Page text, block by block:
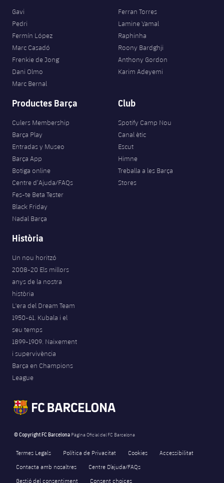
Gavi
Pedri
Fermín López
Marc Casadó
Frenkie de Jong
Dani Olmo
Marc Bernal
Ferran Torres
Lamine Yamal
Raphinha
Roony Bardghji
Anthony Gordon
Karim Adeyemi
Productes Barça
Culers Membership
Barça Play
Entradas y Museo
Barça App
Botiga online
Centre d’Ajuda/FAQs
Fes-te Beta Tester
Black Friday
Nadal Barça
Club
Spotify Camp Nou
Canal ètic
Escut
Himne
Treballa a les Barça
Stores
Història
Un nou horitzó
2008-20 Els millors
anys de la nostra
història
L'era del Dream Team
1950-61. Kubala i el
seu temps
1899-1909. Naixement
i supervivència
Barça en Champions
League
© Copyright FC Barcelona Pàgina Oficial del FC Barcelona
Termes Legals Política de Privacitat Cookies
Accessibilitat
Contacta amb nosaltres
Centre D’ajuda/FAQs
Gestió del consentiment
Consent choices